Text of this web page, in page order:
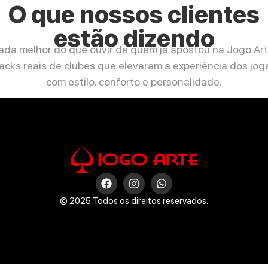
O que nossos clientes
estão dizendo
melhor do que ouvir de quem já apostou na Jogo
reais de clubes que elevaram a experiência dos
com estilo, conforto e personalidade.
© 2025 Todos os direitos reservados.